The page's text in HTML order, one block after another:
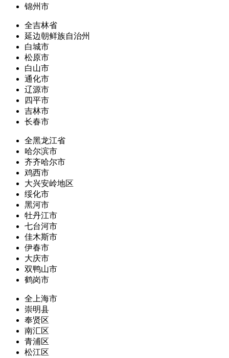
锦州市
全吉林省
延边朝鲜族自治州
白城市
松原市
白山市
通化市
辽源市
四平市
吉林市
长春市
全黑龙江省
哈尔滨市
齐齐哈尔市
鸡西市
大兴安岭地区
绥化市
黑河市
牡丹江市
七台河市
佳木斯市
伊春市
大庆市
双鸭山市
鹤岗市
全上海市
崇明县
奉贤区
南汇区
青浦区
松江区